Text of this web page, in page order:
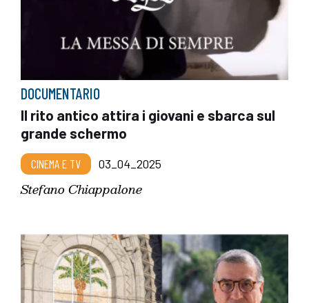
DOCUMENTARIO
Il rito antico attira i giovani e sbarca sul
grande schermo
CINEMA E TV 03_04_2025
Stefano Chiappalone